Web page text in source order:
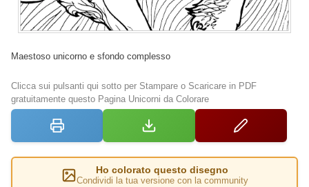
Maestoso unicorno e sfondo complesso
Clicca sui pulsanti qui sotto per Stampare o Scaricare in PDF
gratuitamente questo Pagina Unicorni da Colorare
Ho colorato questo disegno
Condividi la tua versione con la community